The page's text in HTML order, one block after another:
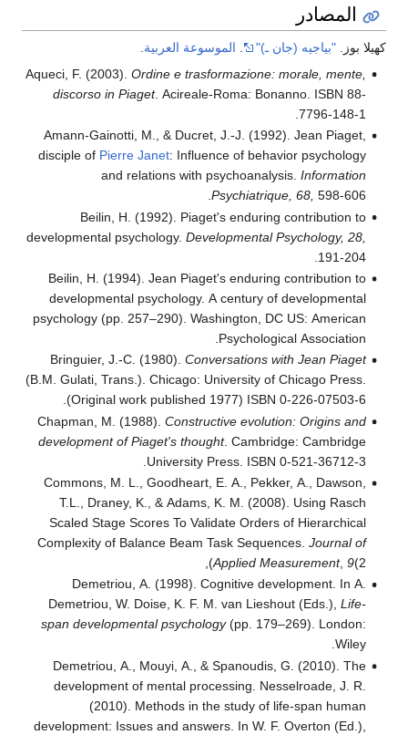
المصادر
كهيلا بوز. "بياجيه (جان ـ)" الموسوعة العربية
Aqueci, F. (2003). Ordine e trasformazione: morale, mente,
discorso in Piaget. Acireale-Roma: Bonanno. ISBN 88-
7796-148-1.
Amann-Gainotti, M., & Ducret, J.-J. (1992). Jean Piaget,
disciple of Pierre Janet: Influence of behavior psychology
and relations with psychoanalysis. Information
Psychiatrique, 68, 598-606.
Beilin, H. (1992). Piaget's enduring contribution to
developmental psychology. Developmental Psychology, 28,
191-204.
Beilin, H. (1994). Jean Piaget's enduring contribution to
developmental psychology. A century of developmental
psychology (pp. 257–290). Washington, DC US: American
Psychological Association.
Bringuier, J.-C. (1980). Conversations with Jean Piaget
(B.M. Gulati, Trans.). Chicago: University of Chicago Press.
(Original work published 1977) ISBN 0-226-07503-6.
Chapman, M. (1988). Constructive evolution: Origins and
development of Piaget's thought. Cambridge: Cambridge
University Press. ISBN 0-521-36712-3.
Commons, M. L., Goodheart, E. A., Pekker, A., Dawson,
T.L., Draney, K., & Adams, K. M. (2008). Using Rasch
Scaled Stage Scores To Validate Orders of Hierarchical
Complexity of Balance Beam Task Sequences. Journal of
Applied Measurement, 9(2),
Demetriou, A. (1998). Cognitive development. In A.
Demetriou, W. Doise, K. F. M. van Lieshout (Eds.), Life-
span developmental psychology(pp. 179–269). London:
Wiley.
Demetriou, A., Mouyi, A., & Spanoudis, G. (2010). The
development of mental processing. Nesselroade, J. R.
(2010). Methods in the study of life-span human
development: Issues and answers. In W. F. Overton (Ed.),